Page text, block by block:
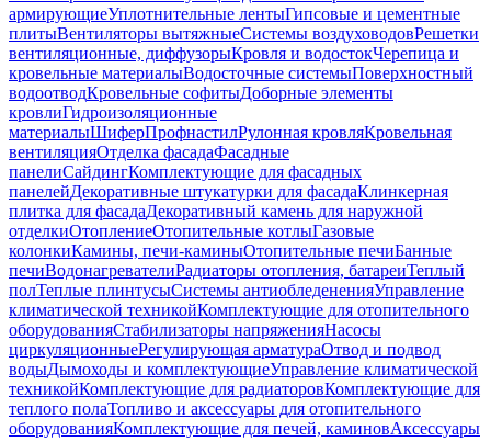
армирующиеУплотнительные лентыГипсовые и цементные
плитыВентиляторы вытяжныеСистемы воздуховодовРешетки
вентиляционные, диффузорыКровля и водостокЧерепица и
кровельные материалыВодосточные системыПоверхностный
водоотводКровельные софитыДоборные элементы
кровлиГидроизоляционные
материалыШиферПрофнастилРулонная кровляКровельная
вентиляцияОтделка фасадаФасадные
панелиСайдингКомплектующие для фасадных
панелейДекоративные штукатурки для фасадаКлинкерная
плитка для фасадаДекоративный камень для наружной
отделкиОтоплениеОтопительные котлыГазовые
колонкиКамины, печи-каминыОтопительные печиБанные
печиВодонагревателиРадиаторы отопления, батареиТеплый
полТеплые плинтусыСистемы антиобледененияУправление
климатической техникойКомплектующие для отопительного
оборудованияСтабилизаторы напряженияНасосы
циркуляционныеРегулирующая арматураОтвод и подвод
водыДымоходы и комплектующиеУправление климатической
техникойКомплектующие для радиаторовКомплектующие для
теплого полаТопливо и аксессуары для отопительного
оборудованияКомплектующие для печей, каминовАксессуары